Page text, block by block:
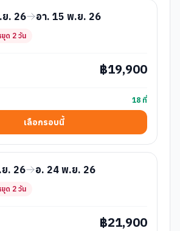
. 26 อา. 15 พ.ย. 26
ด 2 วัน
฿19,900
18 ที่
เลือกรอบนี้
. 26 อ. 24 พ.ย. 26
ด 2 วัน
฿21,900